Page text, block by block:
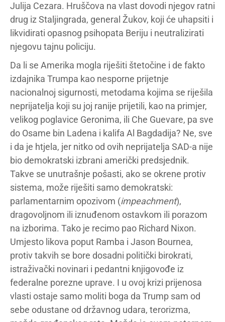
Julija Cezara. Hruščova na vlast dovodi njegov ratni
drug iz Staljingrada, general Žukov, koji će uhapsiti i
likvidirati opasnog psihopata Beriju i neutralizirati
njegovu tajnu policiju.
Da li se Amerika mogla riješiti štetočine i de fakto
izdajnika Trumpa kao nesporne prijetnje
nacionalnoj sigurnosti, metodama kojima se riješila
neprijatelja koji su joj ranije prijetili, kao na primjer,
velikog poglavice Geronima, ili Che Guevare, pa sve
do Osame bin Ladena i kalifa Al Bagdadija? Ne, sve
i da je htjela, jer nitko od ovih neprijatelja SAD-a nije
bio demokratski izbrani američki predsjednik.
Takve se unutrašnje pošasti, ako se okrene protiv
sistema, može riješiti samo demokratski:
parlamentarnim opozivom (impeachment),
dragovoljnom ili iznuđenom ostavkom ili porazom
na izborima. Tako je recimo pao Richard Nixon.
Umjesto likova poput Ramba i Jason Bournea,
protiv takvih se bore dosadni politički birokrati,
istraživački novinari i pedantni knjigovođe iz
federalne porezne uprave. I u ovoj krizi prijenosa
vlasti ostaje samo moliti boga da Trump sam od
sebe odustane od državnog udara, terorizma,